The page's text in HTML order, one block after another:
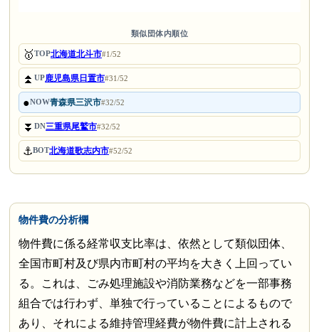
類似団体内順位
🥇TOP北海道北斗市#1/52
⏫UP鹿児島県日置市#31/52
●NOW青森県三沢市#32/52
⏬DN三重県尾鷲市#32/52
⚓BOT北海道歌志内市#52/52
物件費の分析欄
物件費に係る経常収支比率は、依然として類似団体、
全国市町村及び県内市町村の平均を大きく上回ってい
る。これは、ごみ処理施設や消防業務などを一部事務
組合では行わず、単独で行っていることによるもので
あり、それによる維持管理経費が物件費に計上される